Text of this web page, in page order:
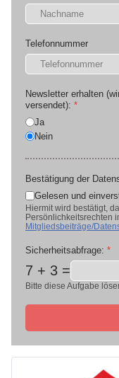
Telefonnummer
Newsletter erhalten
versendet): *
Ja
Nein
Bestätigung der
Gelesen und
Hiermit wird bestätigt,
Persönlichkeitsrechten
Mitgliedsbeiträge/
Sicherheitsabfrage: *
7 + 3 =
Bitte diese Aufgabe